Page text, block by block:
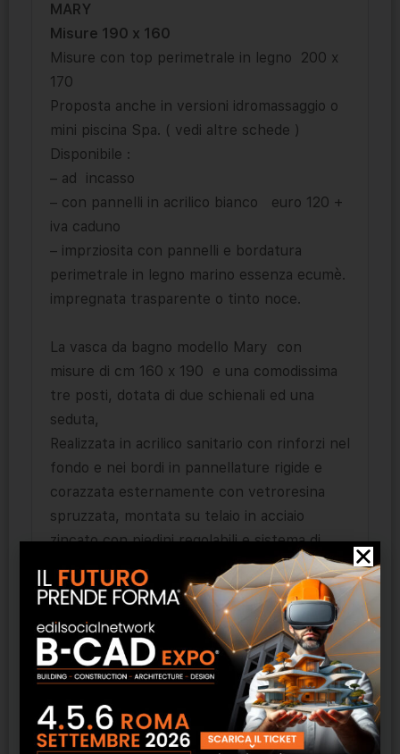
MARY
Misure 190 x 160
Misure con top perimetrale in legno 200 x
170
Proposta anche in versioni idromassaggio o
mini piscina Spa. ( vedi altre schede )
Disponibile :
– ad incasso
– con pannelli in acrilico bianco euro 120 +
iva caduno
– imprziosita con pannelli e bordatura
perimetrale in legno marino essenza ecumè.
impregnata trasparente o tinto noce.
La vasca da bagno modello Mary con
misure di cm 160 x 190 e una comodissima
tre posti, dotata di due schienali ed una
seduta,
Realizzata in acrilico sanitario con rinforzi nel
fondo e nei bordi in pannellature rigide e
corazzata esternamente con vetroresina
spruzzata, montata su telaio in acciaio
zincato con piedini regolabili e sistema di
Le pannellature di chiusura sono proposti in;
– acrilico sanitario bianco
– legno marino essenza ecumè impregnato
chiaro o tinto noce
( nel caso di pannellature in legno le misure
della vasca, per la presenza della bordatura